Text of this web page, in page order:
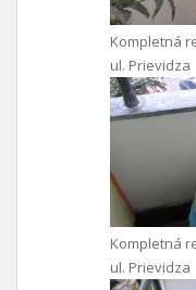
Kompletná
ul. Prievidza
Kompletná
ul. Prievidza